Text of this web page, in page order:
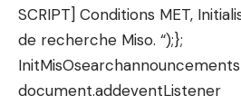
SCRIPT] Conditions MET,
de recherche Miso. “);};
document.addeventListener